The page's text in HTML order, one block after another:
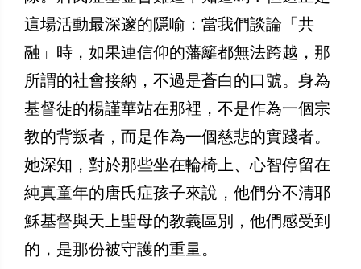
這場活動最深邃的隱喻：當我們談論「共
融」時，如果連信仰的藩籬都無法跨越，那
所謂的社會接納，不過是蒼白的口號。身為
基督徒的楊謹華站在那裡，不是作為一個宗
教的背叛者，而是作為一個慈悲的實踐者。
她深知，對於那些坐在輪椅上、心智停留在
純真童年的唐氏症孩子來說，他們分不清耶
穌基督與天上聖母的教義區別，他們感受到
的，是那份被守護的重量。